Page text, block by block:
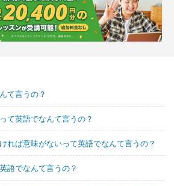
て言うの？
て英語でなんて言うの？
れば意味がないって英語でなんて言うの？
語でなんて言うの？